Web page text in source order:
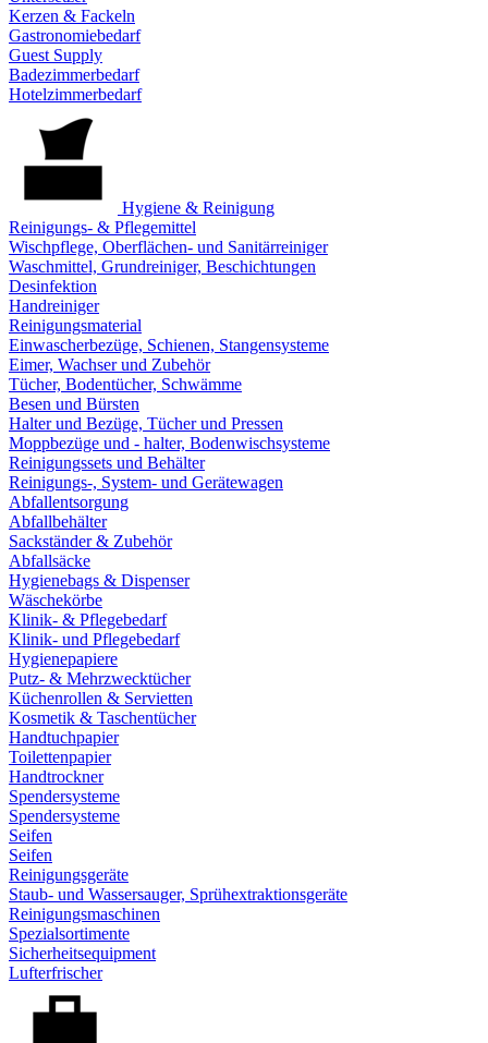
Kerzen & Fackeln
Gastronomiebedarf
Guest Supply
Badezimmerbedarf
Hotelzimmerbedarf
Hygiene & Reinigung
Reinigungs- & Pflegemittel
Wischpflege, Oberflächen- und Sanitärreiniger
Waschmittel, Grundreiniger, Beschichtungen
Desinfektion
Handreiniger
Reinigungsmaterial
Einwascherbezüge, Schienen, Stangensysteme
Eimer, Wachser und Zubehör
Tücher, Bodentücher, Schwämme
Besen und Bürsten
Halter und Bezüge, Tücher und Pressen
Moppbezüge und - halter, Bodenwischsysteme
Reinigungssets und Behälter
Reinigungs-, System- und Gerätewagen
Abfallentsorgung
Abfallbehälter
Sackständer & Zubehör
Abfallsäcke
Hygienebags & Dispenser
Wäschekörbe
Klinik- & Pflegebedarf
Klinik- und Pflegebedarf
Hygienepapiere
Putz- & Mehrzwecktücher
Küchenrollen & Servietten
Kosmetik & Taschentücher
Handtuchpapier
Toilettenpapier
Handtrockner
Spendersysteme
Spendersysteme
Seifen
Seifen
Reinigungsgeräte
Staub- und Wassersauger, Sprühextraktionsgeräte
Reinigungsmaschinen
Spezialsortimente
Sicherheitsequipment
Lufterfrischer